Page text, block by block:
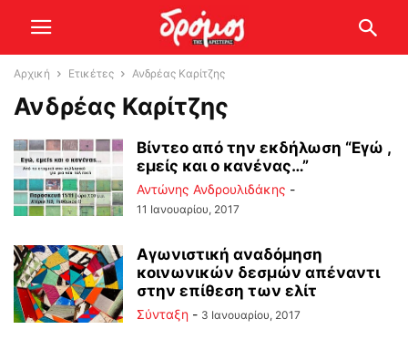
Αρχική Ετικέτες Ανδρέας Καρίτζης
Ανδρέας Καρίτζης
Βίντεο από την εκδήλωση “Εγώ ,
εμείς και ο κανένας…”
Αντώνης Ανδρουλιδάκης -
11 Ιανουαρίου, 2017
Αγωνιστική αναδόμηση
κοινωνικών δεσμών απέναντι
στην επίθεση των ελίτ
Σύνταξη - 3 Ιανουαρίου, 2017